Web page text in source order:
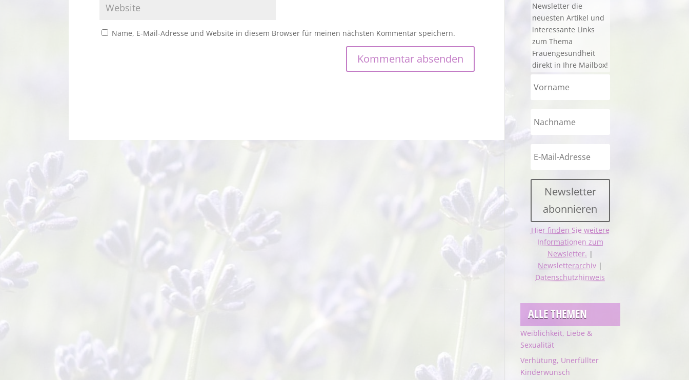
Name, E-Mail-Adresse und Website in diesem Browser für meinen nächsten Kommentar speichern.
Newsletter die
neuesten Artikel und
interessante Links
zum Thema
Frauengesundheit
direkt in Ihre Mailbox!
Newsletter
abonnieren
Hier finden Sie weitere
Informationen zum
Newsletter. |
Newsletterarchiv |
Datenschutzhinweis
ALLE THEMEN
Weiblichkeit, Liebe &
Sexualität
Verhütung, Unerfüllter
Kinderwunsch